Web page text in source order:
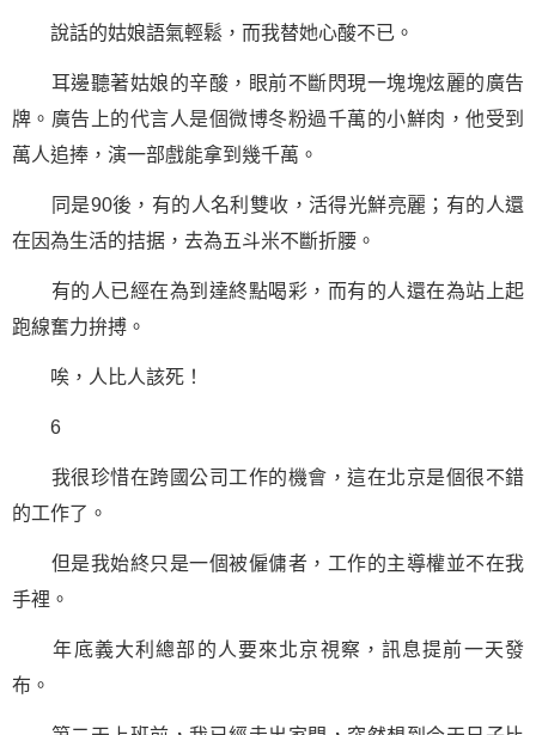
說話的姑娘語氣輕鬆，而我替她心酸不已。
耳邊聽著姑娘的辛酸，眼前不斷閃現一塊塊炫麗的廣告
牌。廣告上的代言人是個微博冬粉過千萬的小鮮肉，他受到
萬人追捧，演一部戲能拿到幾千萬。
同是90後，有的人名利雙收，活得光鮮亮麗；有的人還
在因為生活的拮据，去為五斗米不斷折腰。
有的人已經在為到達終點喝彩，而有的人還在為站上起
跑線奮力拚搏。
唉，人比人該死！
6
我很珍惜在跨國公司工作的機會，這在北京是個很不錯
的工作了。
但是我始終只是一個被僱傭者，工作的主導權並不在我
手裡。
年底義大利總部的人要來北京視察，訊息提前一天發
布。